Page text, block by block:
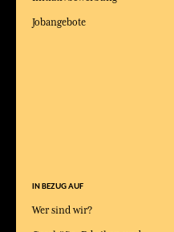
IN BEZUG AUF
Wer sind wir?
Jobangebote